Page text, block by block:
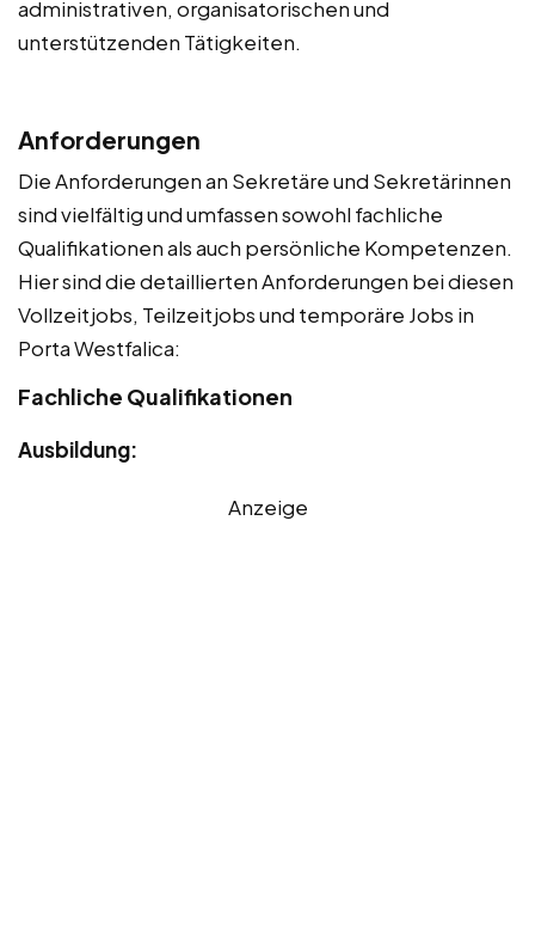
administrativen, organisatorischen und
unterstützenden Tätigkeiten.
Anforderungen
Die Anforderungen an Sekretäre und Sekretärinnen
sind vielfältig und umfassen sowohl fachliche
Qualifikationen als auch persönliche Kompetenzen.
Hier sind die detaillierten Anforderungen bei diesen
Vollzeitjobs, Teilzeitjobs und temporäre Jobs in
Porta Westfalica:
Fachliche Qualifikationen
Ausbildung:
Anzeige